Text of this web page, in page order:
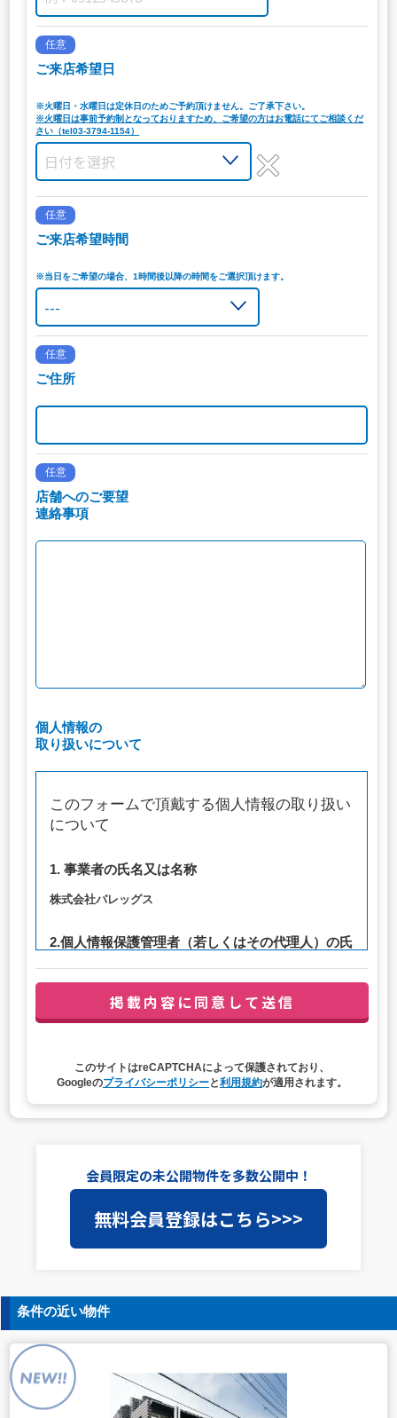
任意
ご来店希望日
※火曜日・水曜日は定休日のためご予約頂けません。ご了承下さい。
※火曜日は事前予約制となっておりますため、ご希望の方はお電話にてご相談くだ
さい（tel03-3794-1154）
任意
ご来店希望時間
※当日をご希望の場合、1時間後以降の時間をご選択頂けます。
任意
ご住所
任意
店舗へのご要望
連絡事項
個人情報の
取り扱いについて
このフォームで頂戴する個人情報の取り扱い
について
1. 事業者の氏名又は名称
株式会社バレッグス
2.個人情報保護管理者（若しくはその代理人）の氏
連絡先：privacy@balleggs.co.jp
（1）お問い合わせ対応（本人への連絡を含む）のため
4. 個人情報取扱いの委託
当社は事業運営上、前項利用目的の範囲に限って個人情報
を外部に委託することがあります。この場合、個人情報保
護水準の高い委託先を選定し、個人情報の適正管理・機密
保持についての契約を交わし、適切な管理を実施させま
5. 個人情報の開示等の請求
ご本人様は、当社に対してご自身の個人情報の開示等（利
用目的の通知、開示、内容の訂正・追加・削除、利用の停
止または消去、第三者への提供の停止）に関して、下記の
当社問合わせ窓口に申し出ることができます。その際、当
社はお客様ご本人を確認させていただいたうえで、合理的
な間内に対応いたします。
このサイトはreCAPTCHAによって保護されており、
Googleのプライバシーポリシーと利用規約が適用されます。
会員限定の未公開物件を多数公開中！
無料会員登録はこちら>>>
条件の近い物件